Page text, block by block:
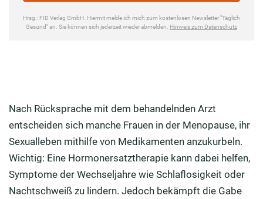
Nach Rücksprache mit dem behandelnden Arzt
entscheiden sich manche Frauen in der Menopause, ihr
Sexualleben mithilfe von Medikamenten anzukurbeln.
Wichtig: Eine Hormonersatztherapie kann dabei helfen,
Symptome der Wechseljahre wie Schlaflosigkeit oder
Nachtschweiß zu lindern. Jedoch bekämpft die Gabe